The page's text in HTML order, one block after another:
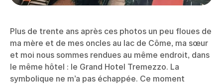
Plus de trente ans après ces photos un peu floues de
ma mère et de mes oncles au lac de Côme, ma sœur
et moi nous sommes rendues au même endroit, dans
le même hôtel : le Grand Hotel Tremezzo. La
symbolique ne m’a pas échappée. Ce moment